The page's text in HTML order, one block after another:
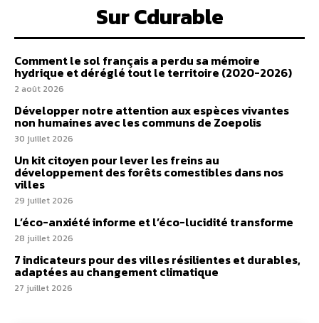
Sur Cdurable
Comment le sol français a perdu sa mémoire
hydrique et déréglé tout le territoire (2020-2026)
2 août 2026
Développer notre attention aux espèces vivantes
non humaines avec les communs de Zoepolis
30 juillet 2026
Un kit citoyen pour lever les freins au
développement des forêts comestibles dans nos
villes
29 juillet 2026
L’éco-anxiété informe et l’éco-lucidité transforme
28 juillet 2026
7 indicateurs pour des villes résilientes et durables,
adaptées au changement climatique
27 juillet 2026